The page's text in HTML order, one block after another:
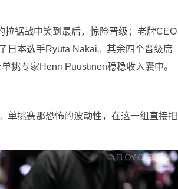
锯战中笑到最后，惊险晋级；老牌CEO
日本选手Ryuta Nakai。其余四个晋级席
挑专家Henri Puustinen稳稳收入囊中。
单挑赛那恐怖的波动性，在这一组直接把